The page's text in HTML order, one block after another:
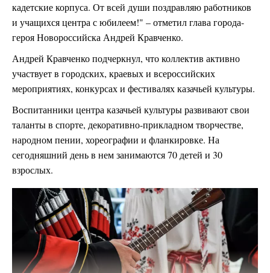
кадетские корпуса. От всей души поздравляю работников
и учащихся центра с юбилеем!" – отметил глава города-
героя Новороссийска Андрей Кравченко.
Андрей Кравченко подчеркнул, что коллектив активно
участвует в городских, краевых и всероссийских
мероприятиях, конкурсах и фестивалях казачьей культуры.
Воспитанники центра казачьей культуры развивают свои
таланты в спорте, декоративно-прикладном творчестве,
народном пении, хореографии и фланкировке. На
сегодняшний день в нем занимаются 70 детей и 30
взрослых.